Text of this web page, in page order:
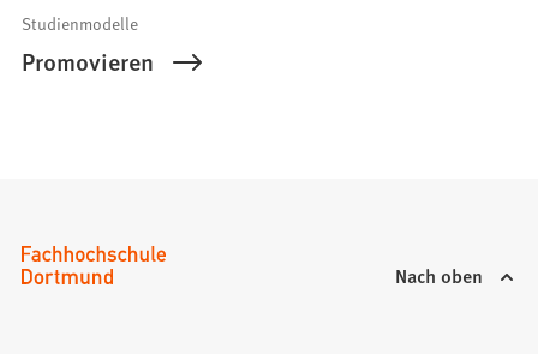
Studienmodelle
Promovieren
Nach oben